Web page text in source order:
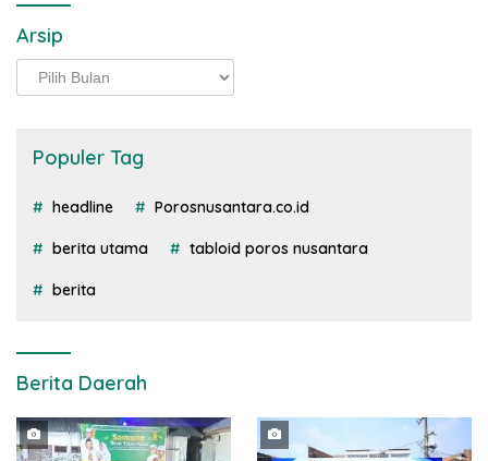
Arsip
Arsip
Populer Tag
headline Porosnusantara.co.id
berita utama tabloid poros nusantara
berita
Berita Daerah